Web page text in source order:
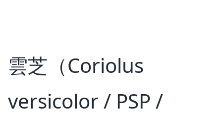
雲芝（Coriolus
versicolor / PSP /